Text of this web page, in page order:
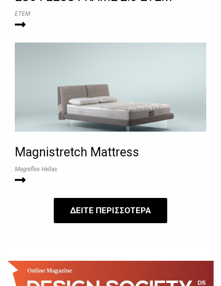
ETEM
Magnistretch Mattress
Magniflex Hellas
ΔΕΙΤΕ ΠΕΡΙΣΣΟΤΕΡΑ